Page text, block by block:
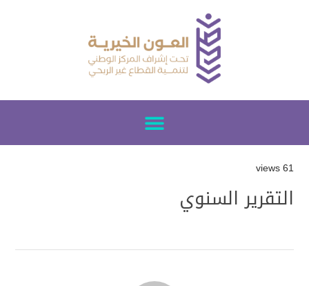
61 views
التقرير السنوي